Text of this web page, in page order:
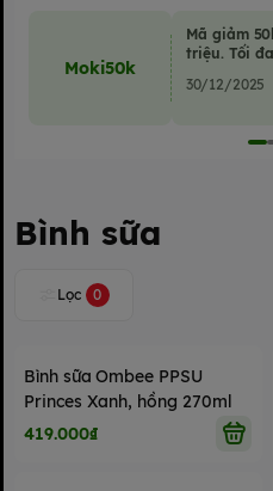
Moki50k
Mã giảm
triệu. Tối
30/12/2025
Bình sữa
Lọc 0
Bình sữa Ombee PPSU
Princes Xanh, hồng 270ml
419.000₫